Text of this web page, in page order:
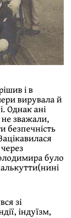
і в
вирувала й
Однак ані
зважали,
безпечність
було
зі
індуїзм,